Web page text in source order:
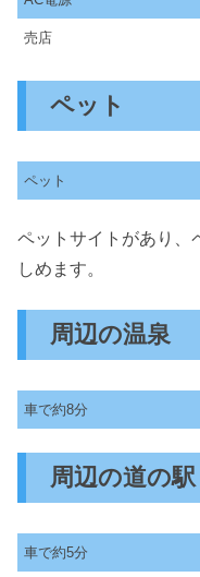
売店
ペット
ペット
ペットサイトがあり、
しめます。
周辺の温泉
車で約8分
周辺の道の駅
車で約5分